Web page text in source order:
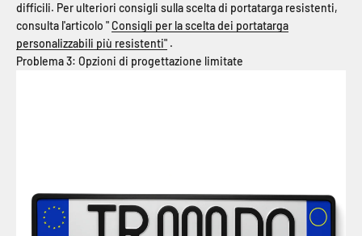
difficili. Per ulteriori consigli sulla scelta di portatarga resistenti,
consulta l'articolo "Consigli per la scelta dei portatarga
personalizzabili più resistenti" .
Problema 3: Opzioni di progettazione limitate